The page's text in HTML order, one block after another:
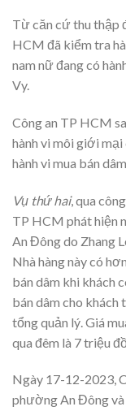
Từ căn cứ thu thập
HCM đã kiểm tra
nam nữ đang có
Vy.
Công an TP HCM
hành vi môi giới
hành vi mua bán
Vụ thứ hai, qua
TP HCM phát hiện
An Đông do Zhang
Nhà hàng này có
bán dâm khi khách
bán dâm cho khách
tổng quản lý. Giá
qua đêm là 7 triệu
Ngày 17-12-2023,
phường An Đông